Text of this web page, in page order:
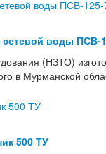
воды ПСВ-
(НЗТО)
в Мурманской
500 ТУ